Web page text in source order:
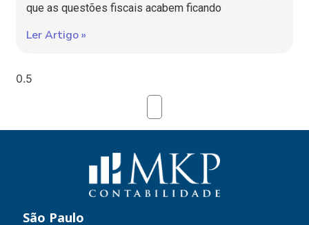
que as questões fiscais acabem ficando
Ler Artigo »
São Paulo